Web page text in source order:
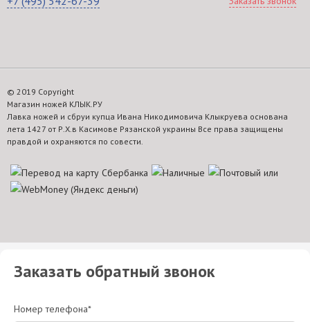
© 2019 Copyright
Магазин ножей КЛЫК.РУ
Лавка ножей и сбруи купца Ивана Никодимовича Клыкруева основана
лета 1427 от Р.Х.в Касимове Рязанской украины Все права защищены
правдой и охраняются по совести.
Заказать обратный звонок
Номер телефона*